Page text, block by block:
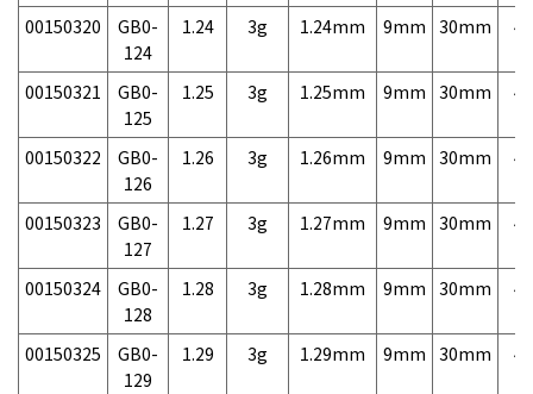
00150320
GB0-
124
1.24 3g 1.24mm 9mm 30mm
00150321
GB0-
125
1.25 3g 1.25mm 9mm 30mm
00150322
GB0-
126
1.26 3g 1.26mm 9mm 30mm
00150323
GB0-
127
1.27 3g 1.27mm 9mm 30mm
00150324
GB0-
128
1.28 3g 1.28mm 9mm 30mm
00150325
GB0-
129
1.29 3g 1.29mm 9mm 30mm